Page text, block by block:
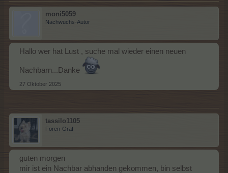
moni5059
Nachwuchs-Autor
Hallo wer hat Lust , suche mal wieder einen neuen
Nachbarn...Danke
27 Oktober 2025
tassilo1105
Foren-Graf
guten morgen
mir ist ein Nachbar abhanden gekommen, bin selbst